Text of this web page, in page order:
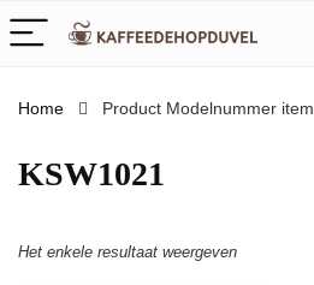
Home Product Modelnummer item
‎KSW1021
Het enkele resultaat weergeven